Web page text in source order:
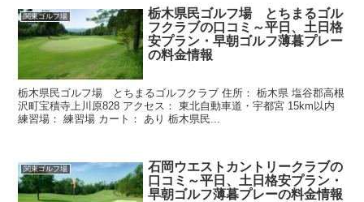
関東ゴルフ場
栃木県民ゴルフ場 とちまるゴル
フクラブの口コミ～平日、土日格
安プラン・早朝ゴルフ薄暮プレー
の料金情報
栃木県民ゴルフ場 とちまるゴルフクラブ 住所： 栃木県 塩谷郡高根
沢町宝積寺上川原828 アクセス： 東北自動車道・宇都宮 15km以内
練習場： 練習場 カート： あり 栃木県民...
関東ゴルフ場
石岡ウエストカントリークラブの
口コミ～平日、土日格安プラン・
早朝ゴルフ薄暮プレーの料金情報